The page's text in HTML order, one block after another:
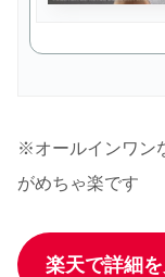
※オールインワン
がめちゃ楽です
楽天で詳細